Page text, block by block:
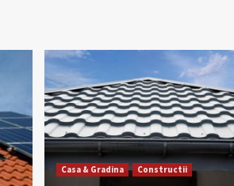
Casa & Gradina Constructii